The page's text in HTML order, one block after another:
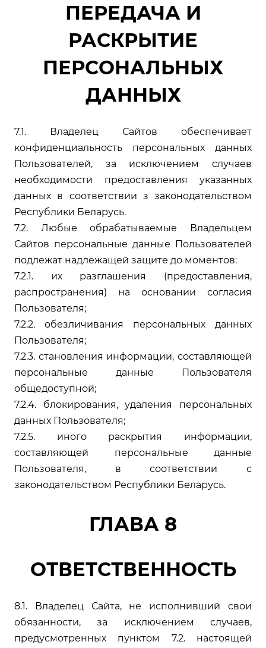
ПЕРЕДАЧА И
РАСКРЫТИЕ
ПЕРСОНАЛЬНЫХ
ДАННЫХ
7.1. Владелец Сайтов обеспечивает
конфиденциальность персональных данных
Пользователей, за исключением случаев
необходимости предоставления указанных
данных в соответствии з законодательством
Республики Беларусь.
7.2. Любые обрабатываемые Владельцем
Сайтов персональные данные Пользователей
подлежат надлежащей защите до моментов:
7.2.1. их разглашения (предоставления,
распространения) на основании согласия
Пользователя;
7.2.2. обезличивания персональных данных
Пользователя;
7.2.3. становления информации, составляющей
персональные данные Пользователя
общедоступной;
7.2.4. блокирования, удаления персональных
данных Пользователя;
7.2.5. иного раскрытия информации,
составляющей персональные данные
Пользователя, в соответствии с
законодательством Республики Беларусь.
ГЛАВА 8
ОТВЕТСТВЕННОСТЬ
8.1. Владелец Сайта, не исполнивший свои
обязанности, за исключением случаев,
предусмотренных пунктом 7.2. настоящей